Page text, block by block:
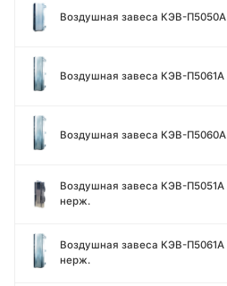
Воздушная завеса КЭВ-П5050A
Воздушная завеса КЭВ-П5061A
Воздушная завеса КЭВ-П5060A
Воздушная завеса КЭВ-П5051A
нерж.
Воздушная завеса КЭВ-П5061A
нерж.